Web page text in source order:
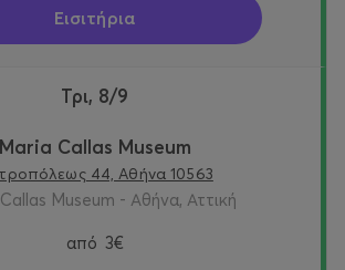
Εισιτήρια
Τρι, 8/9
Maria Callas Museum
44, Αθήνα 10563
Museum - Αθήνα, Αττική
από 3€